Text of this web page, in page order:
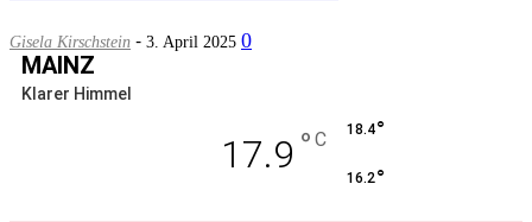
Gisela Kirschstein - 3. April 2025 0
MAINZ
Klarer Himmel
17.9 ° C 18.4°
16.2°